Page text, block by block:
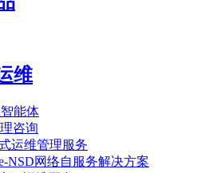
维
能体
咨询
运维管理服务
NSD网络自服务解决方案